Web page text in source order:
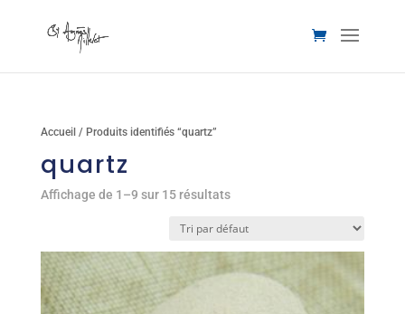
Accueil / Produits identifiés “quartz”
quartz
Affichage de 1–9 sur 15 résultats